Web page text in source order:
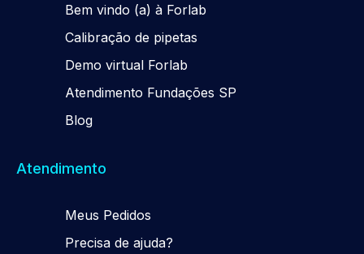
Bem vindo (a) à Forlab
Calibração de pipetas
Demo virtual Forlab
Atendimento Fundações SP
Blog
Atendimento
Meus Pedidos
Precisa de ajuda?